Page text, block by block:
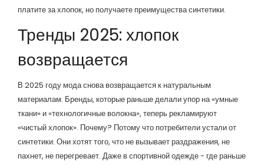
платите за хлопок, но получаете преимущества синтетики.
Тренды 2025: хлопок
возвращается
В 2025 году мода снова возвращается к натуральным
материалам. Бренды, которые раньше делали упор на «умные
ткани» и «технологичные волокна», теперь рекламируют
«чистый хлопок». Почему? Потому что потребители устали от
синтетики. Они хотят того, что не вызывает раздражения, не
пахнет, не перегревает. Даже в спортивной одежде - где раньше